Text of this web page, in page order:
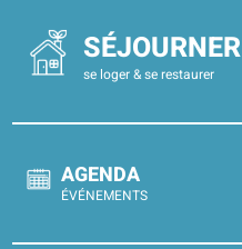
SÉJOURNER
se loger & se restaurer
AGENDA
ÉVÉNEMENTS